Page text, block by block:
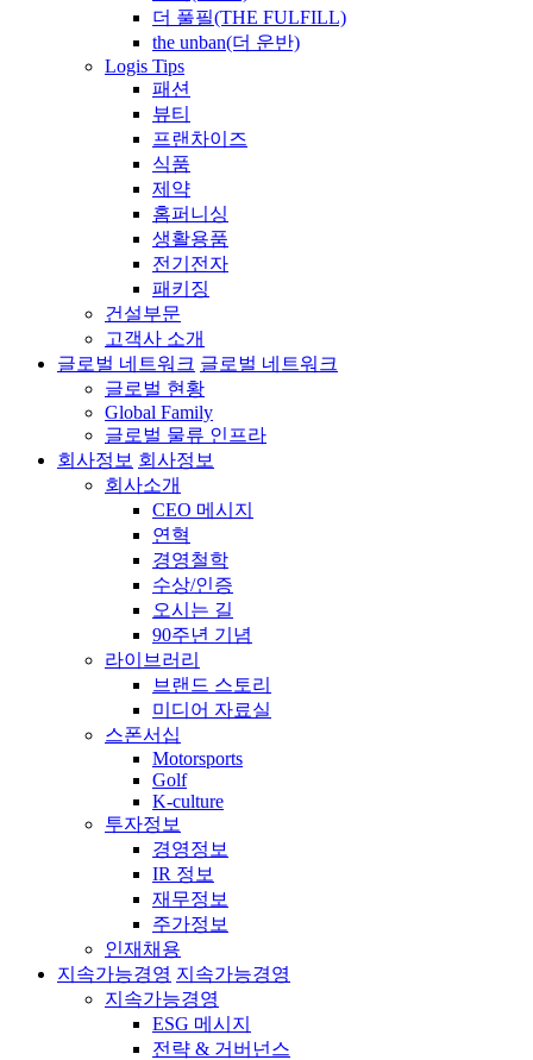
더 풀필(THE FULFILL)
the unban(더 운반)
Logis Tips
패션
뷰티
프랜차이즈
식품
제약
홈퍼니싱
생활용품
전기전자
패키징
건설부문
고객사 소개
글로벌 네트워크 글로벌 네트워크
글로벌 현황
Global Family
글로벌 물류 인프라
회사정보 회사정보
회사소개
CEO 메시지
연혁
경영철학
수상/인증
오시는 길
90주년 기념
라이브러리
브랜드 스토리
미디어 자료실
스폰서십
Motorsports
Golf
K-culture
투자정보
경영정보
IR 정보
재무정보
주가정보
인재채용
지속가능경영 지속가능경영
지속가능경영
ESG 메시지
전략 & 거버넌스